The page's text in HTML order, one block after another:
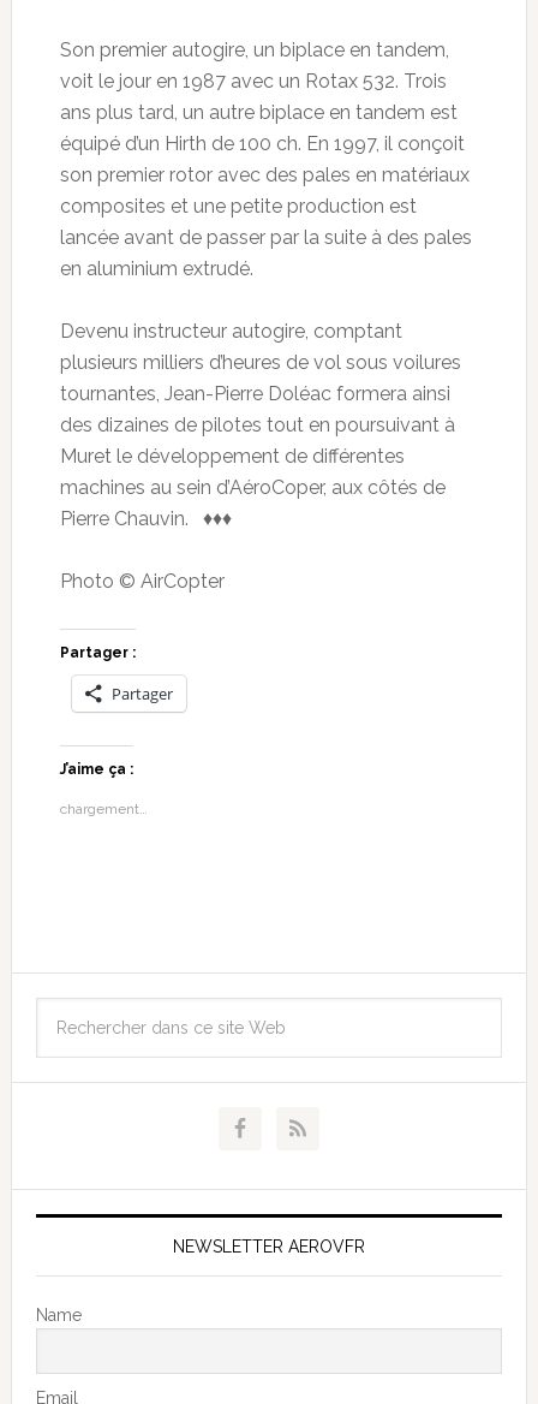
Son premier autogire, un biplace en tandem,
voit le jour en 1987 avec un Rotax 532. Trois
ans plus tard, un autre biplace en tandem est
équipé d’un Hirth de 100 ch. En 1997, il conçoit
son premier rotor avec des pales en matériaux
composites et une petite production est
lancée avant de passer par la suite à des pales
en aluminium extrudé.
Devenu instructeur autogire, comptant
plusieurs milliers d’heures de vol sous voilures
tournantes, Jean-Pierre Doléac formera ainsi
des dizaines de pilotes tout en poursuivant à
Muret le développement de différentes
machines au sein d’AéroCoper, aux côtés de
Pierre Chauvin. ♦♦♦
Photo © AirCopter
Partager :
Partager
J’aime ça :
chargement…
NEWSLETTER AEROVFR
Name
Email